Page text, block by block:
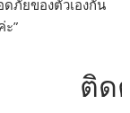
ภัยของตัวเองกัน
”
ติดต่